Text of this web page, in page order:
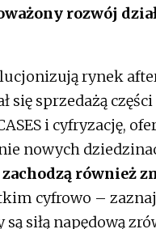
rozwój
rynek
się sprzedażą
i cyfryzację,
nowych
zachodzą również
cyfrowo –
siłą napędową